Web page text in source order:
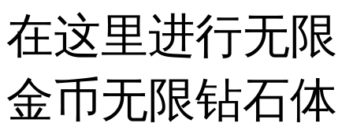
在这里进行无限
金币无限钻石体